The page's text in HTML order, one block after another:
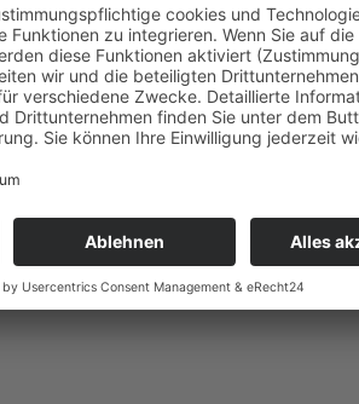
Standard ermöglichen, welcher
Zielvorgabe. Ich unterstütze Sie
allein aus Kapazitätsgründen
in der Regel auf einige
Grades der Behinderung,
Ihr Problem. Nach der Erörterung
geeigneten Lösungsansätzen.
bundesweit.